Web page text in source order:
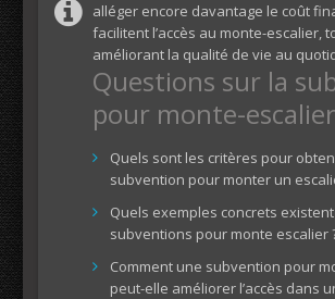
alléger encore davantage le coût
facilitent l’accès au monte-escalier,
améliorant la qualité de vie au
Questions sur la
pour monte-escalier
Quels sont les critères pour
subvention pour monter un
Quels exemples concrets
subventions pour monte escalier
Comment une subvention pour
peut-elle améliorer l’accès dans